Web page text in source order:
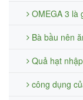
OMEGA 3 là
Bà bầu nên
Quả hạt
công dụng